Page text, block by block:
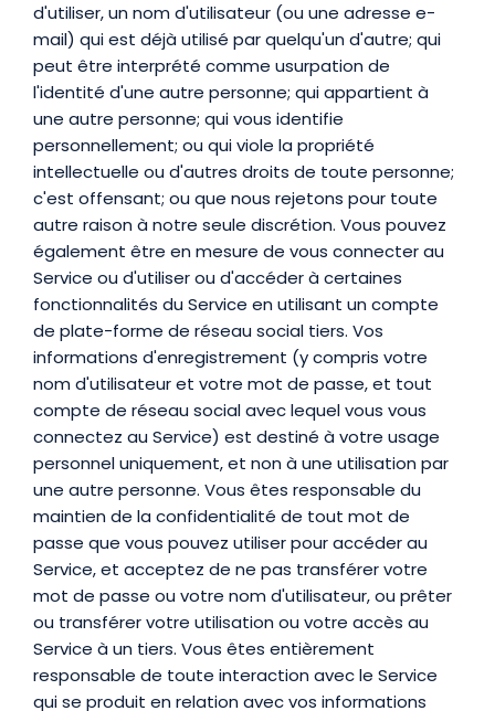
d'utiliser, un nom d'utilisateur (ou une adresse e-
mail) qui est déjà utilisé par quelqu'un d'autre; qui
peut être interprété comme usurpation de
l'identité d'une autre personne; qui appartient à
une autre personne; qui vous identifie
personnellement; ou qui viole la propriété
intellectuelle ou d'autres droits de toute personne;
c'est offensant; ou que nous rejetons pour toute
autre raison à notre seule discrétion. Vous pouvez
également être en mesure de vous connecter au
Service ou d'utiliser ou d'accéder à certaines
fonctionnalités du Service en utilisant un compte
de plate-forme de réseau social tiers. Vos
informations d'enregistrement (y compris votre
nom d'utilisateur et votre mot de passe, et tout
compte de réseau social avec lequel vous vous
connectez au Service) est destiné à votre usage
personnel uniquement, et non à une utilisation par
une autre personne. Vous êtes responsable du
maintien de la confidentialité de tout mot de
passe que vous pouvez utiliser pour accéder au
Service, et acceptez de ne pas transférer votre
mot de passe ou votre nom d'utilisateur, ou prêter
ou transférer votre utilisation ou votre accès au
Service à un tiers. Vous êtes entièrement
responsable de toute interaction avec le Service
qui se produit en relation avec vos informations